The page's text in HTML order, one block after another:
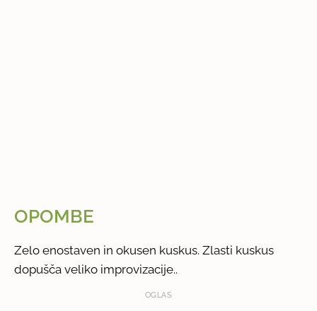
OPOMBE
Zelo enostaven in okusen kuskus. Zlasti kuskus
dopušča veliko improvizacije..
OGLAS